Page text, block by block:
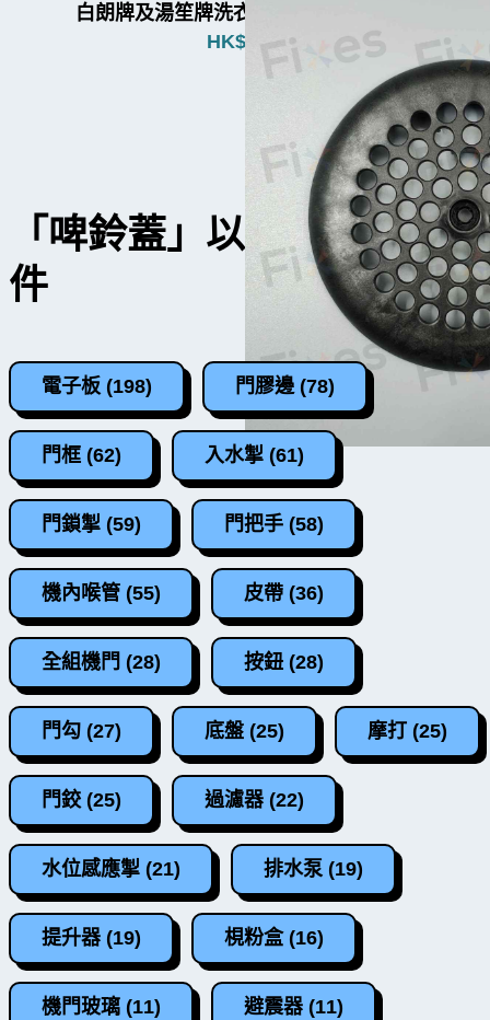
白朗牌及湯笙牌洗衣機啤鈴蓋W021003
HK$
680
「啤鈴蓋」以外的洗衣機零
件
電子板 (198) 門膠邊 (78)
門框 (62) 入水掣 (61)
門鎖掣 (59) 門把手 (58)
機內喉管 (55) 皮帶 (36)
全組機門 (28) 按鈕 (28)
門勾 (27) 底盤 (25) 摩打 (25)
門鉸 (25) 過濾器 (22)
水位感應掣 (21) 排水泵 (19)
提升器 (19) 梘粉盒 (16)
機門玻璃 (11) 避震器 (11)